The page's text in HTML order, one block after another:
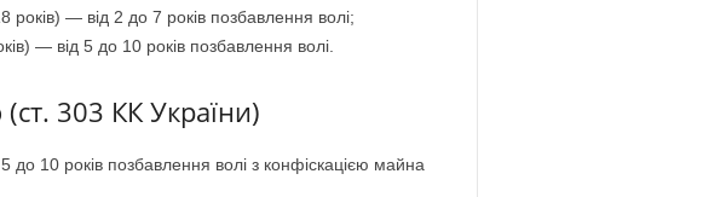
років) — від 2 до 7 років позбавлення волі;
— від 5 до 10 років позбавлення волі.
303 КК України)
до 10 років позбавлення волі з конфіскацією майна